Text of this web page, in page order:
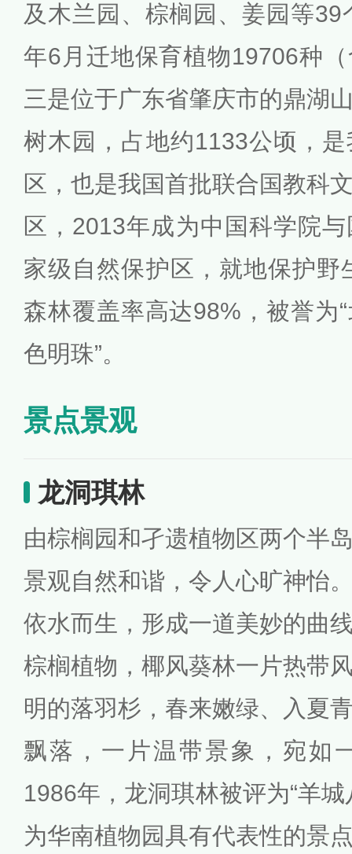
及木兰园、棕榈园、姜园等
年6月迁地保育植物19706种
三是位于广东省肇庆市的鼎湖
树木园，占地约1133公顷，
区，也是我国首批联合国教科
区，2013年成为中国科学院
家级自然保护区，就地保护野
森林覆盖率高达98%，被誉为
色明珠”。
景点景观
龙洞琪林
由棕榈园和孑遗植物区两个半
景观自然和谐，令人心旷神怡
依水而生，形成一道美妙的曲
棕榈植物，椰风葵林一片热带
明的落羽杉，春来嫩绿、入夏
飘落，一片温带景象，宛如
1986年，龙洞琪林被评为“羊
为华南植物园具有代表性的景